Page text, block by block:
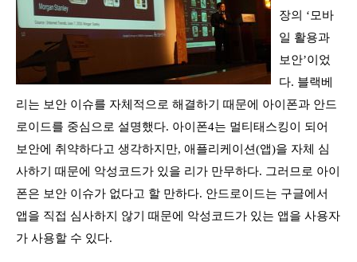
장의 ‘모바
일 활용과
보안’이었
다. 블랙베
리는 보안 이슈를 자체적으로 해결하기 때문에 아이폰과 안드
로이드를 중심으로 설명했다. 아이폰4는 멀티태스킹이 되어
보안에 취약하다고 생각하지만, 애 플리케이션(앱)을 자체 심
사하기 때문에 악성코드가 있을 리가 만무하다. 그러므로 아이
폰은 보안 이슈가 없다고 할 만하다. 안드로이드는 구글에서
앱을 직접 심사하지 않기 때문에 악성코드가 있는 앱을 사용자
가 사용할 수 있다.